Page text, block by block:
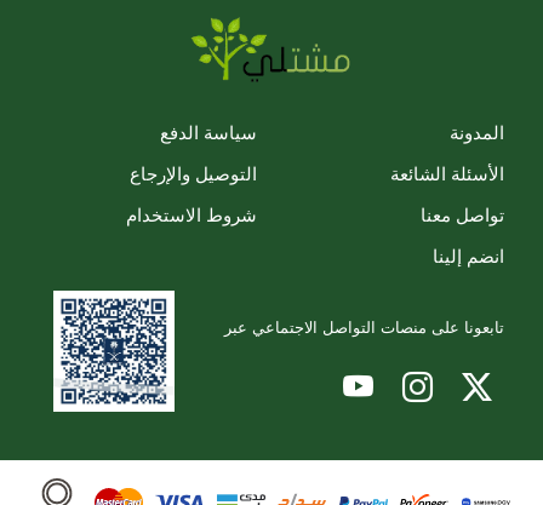
المدونة
الأسئلة الشائعة
تواصل معنا
انضم إلينا
سياسة الدفع
التوصيل والإرجاع
شروط الاستخدام
تابعونا على منصات التواصل الاجتماعي عبر